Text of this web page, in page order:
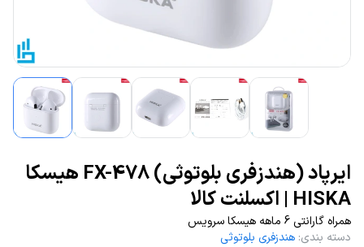
ایرپاد (هندزفری بلوتوثی) FX-478 هیسکا
HISKA | اکسلنت کالا
همراه گارانتی 6 ماهه هیسکا سرویس
دسته بندی: هندزفری بلوتوثی